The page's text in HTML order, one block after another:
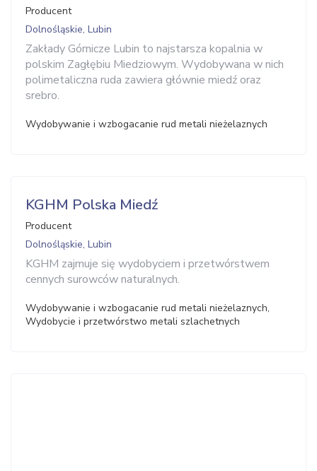
Producent
Dolnośląskie, Lubin
Zakłady Górnicze Lubin to najstarsza kopalnia w
polskim Zagłębiu Miedziowym. Wydobywana w nich
polimetaliczna ruda zawiera głównie miedź oraz
srebro.
Wydobywanie i wzbogacanie rud metali nieżelaznych
KGHM Polska Miedź
Producent
Dolnośląskie, Lubin
KGHM zajmuje się wydobyciem i przetwórstwem
cennych surowców naturalnych.
Wydobywanie i wzbogacanie rud metali nieżelaznych,
Wydobycie i przetwórstwo metali szlachetnych